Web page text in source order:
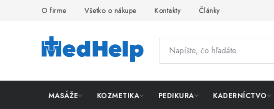
O firme Všetko o nákupe Kontakty Články
MASÁŽE KOZMETIKA PEDIKURA KADERNÍCTVO